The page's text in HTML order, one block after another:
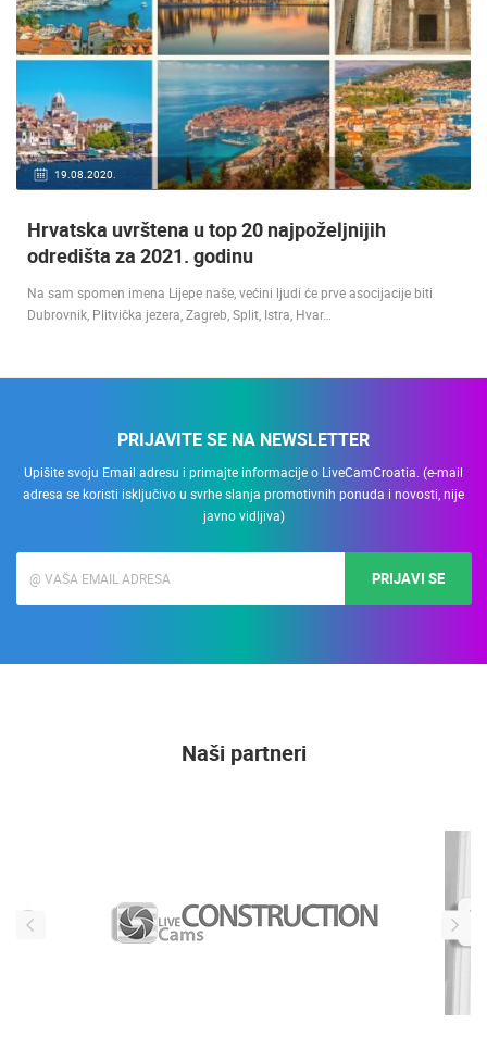
19.08.2020.
Hrvatska uvrštena u top 20 najpoželjnijih
odredišta za 2021. godinu
Na sam spomen imena Lijepe naše, većini ljudi će prve asocijacije biti
Dubrovnik, Plitvička jezera, Zagreb, Split, Istra, Hvar…
PRIJAVITE SE NA NEWSLETTER
Upišite svoju Email adresu i primajte informacije o LiveCamCroatia. (e-mail
adresa se koristi isključivo u svrhe slanja promotivnih ponuda i novosti, nije
javno vidljiva)
PRIJAVI SE
Naši partneri